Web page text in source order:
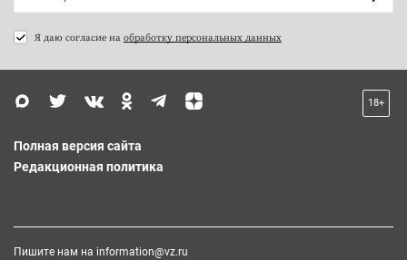
Я даю согласие на обработку персональных данных
18+
Полная версия сайта
Редакционная политика
Пишите нам на information@vz.ru